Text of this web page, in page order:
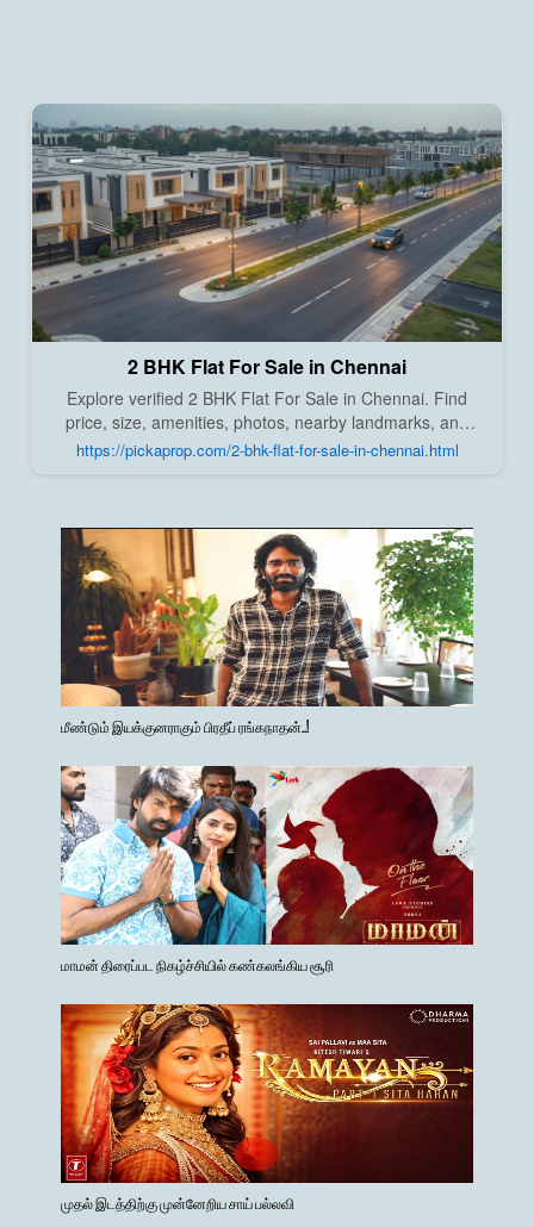
2 BHK Flat For Sale in Chennai
Explore verified 2 BHK Flat For Sale in Chennai. Find
price, size, amenities, photos, nearby landmarks, and
details from trusted builders, agents, and owners on Pick
A Prop;
https://pickaprop.com/2-bhk-flat-for-sale-in-chennai.html
மீண்டும் இயக்குனராகும் பிரதீப் ரங்கநாதன்..!
மாமன் திரைப்பட நிகழ்ச்சியில் கண்கலங்கிய சூரி
முதல் இடத்திற்கு முன்னேறிய சாய் பல்லவி